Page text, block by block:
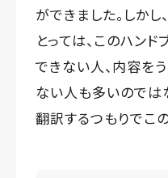
ができました。しか
とっては、このハン
できない人、内容を
ない人も多いのでは
翻訳するつもりでこ